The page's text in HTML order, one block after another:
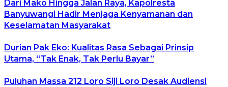
Dari Mako Hingga Jalan Raya, Kapolresta
Banyuwangi Hadir Menjaga Kenyamanan dan
Keselamatan Masyarakat
Durian Pak Eko: Kualitas Rasa Sebagai Prinsip
Utama, “Tak Enak, Tak Perlu Bayar”
Puluhan Massa 212 Loro Siji Loro Desak Audiensi